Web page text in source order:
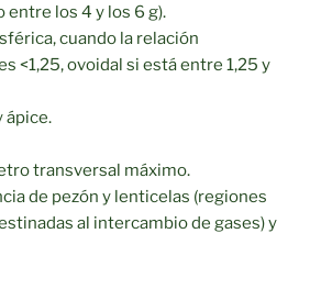
entre los 4 y los 6 g).
cuando la relación
<1,25, ovoidal si está entre 1,25 y
ápice.
transversal máximo.
de pezón y lenticelas (regiones
al intercambio de gases) y